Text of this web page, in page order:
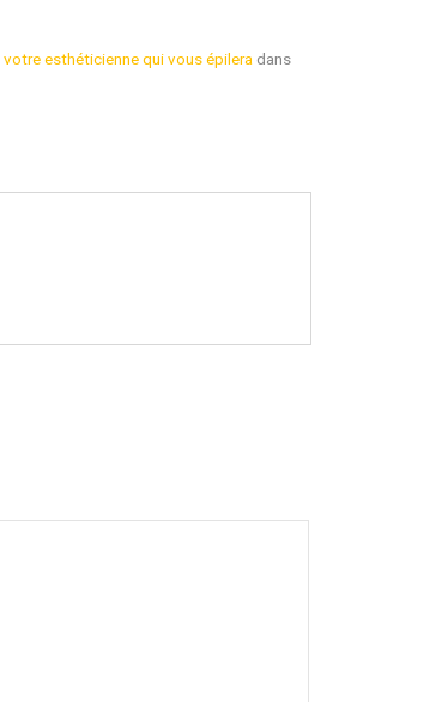
votre esthéticienne qui vous épilera dans